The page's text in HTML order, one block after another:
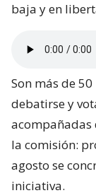
baja y en
Son más de
debatirse y
la comisión:
agosto se
iniciativa.